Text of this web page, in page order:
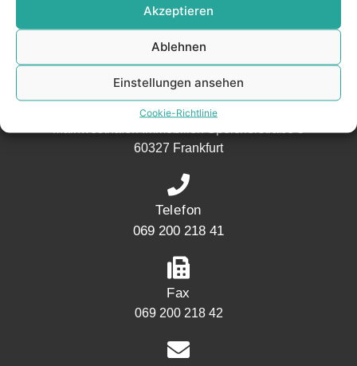
Akzeptieren
Ablehnen
Einstellungen ansehen
Cookie-Richtlinie
Adresse
60327 Frankfurt
Telefon
069 200 218 41
Fax
069 200 218 42